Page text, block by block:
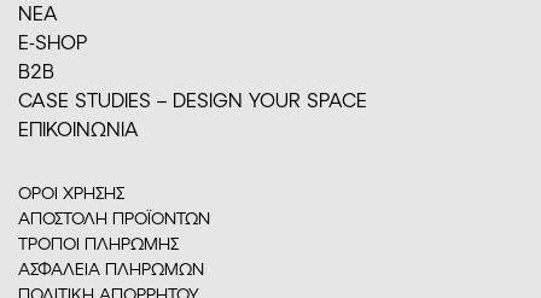
ΝΕΑ
E-SHOP
Β2Β
CASE STUDIES – DESIGN YOUR SPACE
ΕΠΙΚΟΙΝΩΝΙΑ
ΟΡΟΙ ΧΡΗΣΗΣ
ΑΠΟΣΤΟΛΗ ΠΡΟΪΟΝΤΩΝ
ΤΡΟΠΟΙ ΠΛΗΡΩΜΗΣ
ΑΣΦΑΛΕΙΑ ΠΛΗΡΩΜΩΝ